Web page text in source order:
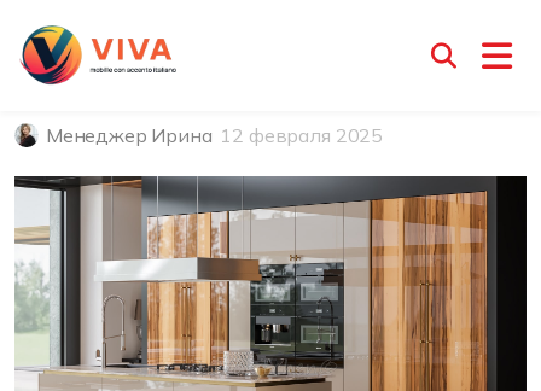
Экзотические породы дерева
на кухне
Менеджер Ирина 12 февраля 2025